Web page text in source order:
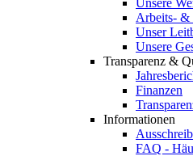
Unsere
Arbeits- &
Unser
Unsere
Transparenz &
Finanzen
Informationen
FAQ -